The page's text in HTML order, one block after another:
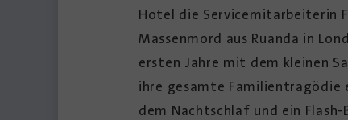
Hotel die Servicemitarbeiterin
Massenmord aus Ruanda in
ersten Jahre mit dem kleinen
ihre gesamte Familientragödie
dem Nachtschlaf und ein